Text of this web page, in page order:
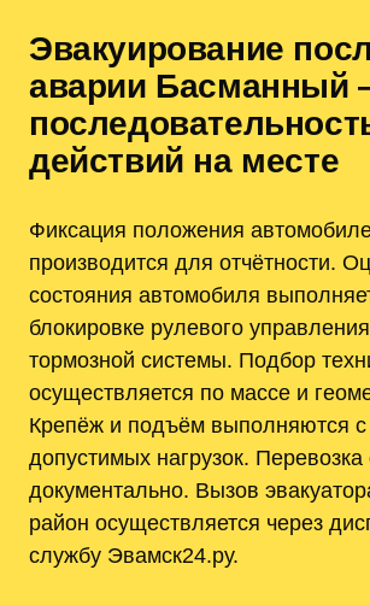
Эвакуирование
аварии Басманный
действий на месте
Фиксация положения
производится для отчётности.
состояния автомобиля
блокировке рулевого
тормозной системы. Подбор
осуществляется по массе и
Крепёж и подъём выполняются с
допустимых нагрузок.
документально. Вызов
район осуществляется через
службу Эвамск24.ру.